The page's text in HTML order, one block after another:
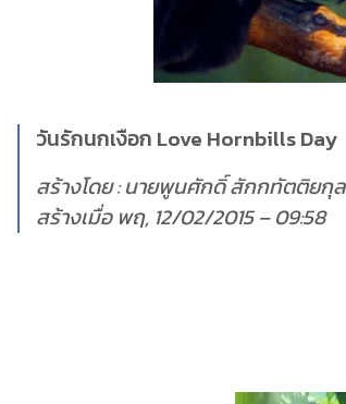
วันรักนกเงือก Love Hornbills Day
สร้างโดย : นายพูนศักดิ์ สักกทัตติยกุล
สร้างเมื่อ พฤ, 12/02/2015 – 09:58